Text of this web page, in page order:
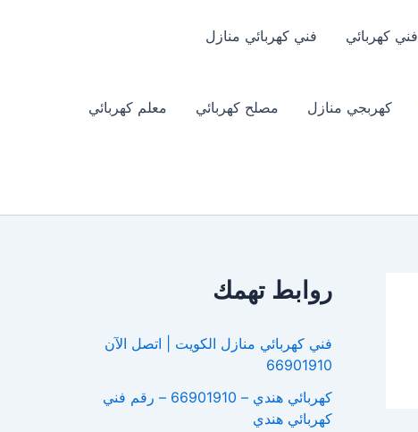
فني كهربائي فني كهربائي منازل
كهربجي منازل مصلح كهربائي معلم كهربائي
روابط تهمك
فني كهربائي منازل الكويت | اتصل الآن
66901910
كهربائي هندي – 66901910 – رقم فني
كهربائي هندي